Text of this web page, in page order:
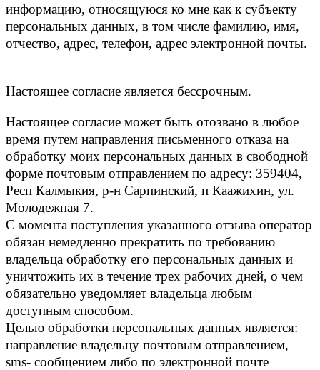
информацию, относящуюся ко мне как к субъекту
персональных данных, в том числе фамилию, имя,
отчество, адрес, телефон, адрес электронной почты.
Настоящее согласие является бессрочным.
Настоящее согласие может быть отозвано в любое
время путем направления письменного отказа на
обработку моих персональных данных в свободной
форме почтовым отправлением по адресу: 359404,
Респ Калмыкия, р-н Сарпинский, п Каажихин, ул.
Молодежная 7.
С момента поступления указанного отзыва оператор
обязан немедленно прекратить по требованию
владельца обработку его персональных данных и
уничтожить их в течение трех рабочих дней, о чем
обязательно уведомляет владельца любым
доступным способом.
Целью обработки персональных данных является:
направление владельцу почтовым отправлением,
sms- сообщением либо по электронной почте